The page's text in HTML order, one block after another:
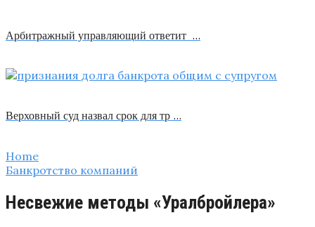
Арбитражный управляющий ответит …
Верховный суд назвал срок для тр …
Home
Банкротство компаний
Несвежие методы «Уралбройлера»